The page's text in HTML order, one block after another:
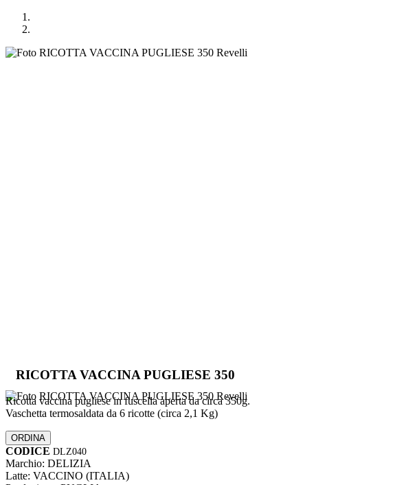
RICOTTA VACCINA PUGLIESE 350
Ricotta vaccina pugliese in fuscella aperta da circa 350g.
Vaschetta termosaldata da 6 ricotte (circa 2,1 Kg)
ORDINA
CODICE DLZ040
Marchio: DELIZIA
Latte: VACCINO (ITALIA)